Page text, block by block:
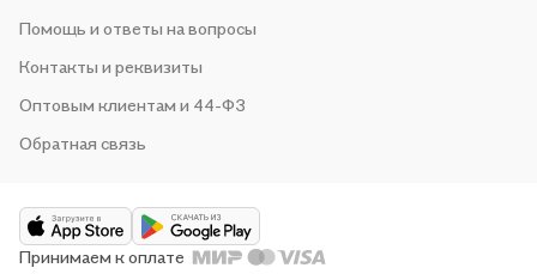
Помощь и ответы на вопросы
Контакты и реквизиты
Оптовым клиентам и 44-ФЗ
Обратная связь
Принимаем к оплате